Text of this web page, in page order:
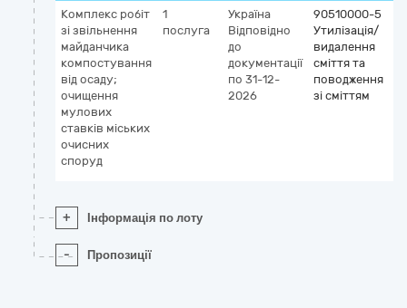
Комплекс робіт
зі звільнення
майданчика
компостування
від осаду;
очищення
мулових
ставків міських
очисних
споруд
1
послуга
Україна
Відповідно
до
документації
по 31-12-
2026
90510000-5
Утилізація/
видалення
сміття та
поводження
зі сміттям
+ Інформація по лоту
- Пропозиції